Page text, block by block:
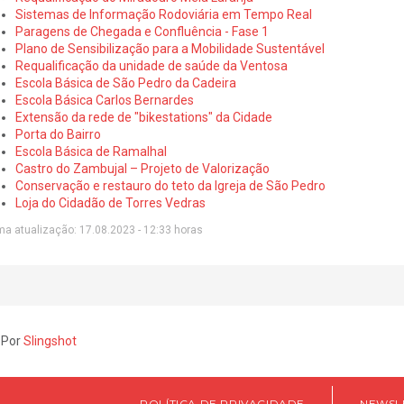
Sistemas de Informação Rodoviária em Tempo Real
Paragens de Chegada e Confluência - Fase 1
Plano de Sensibilização para a Mobilidade Sustentável
Requalificação da unidade de saúde da Ventosa
Escola Básica de São Pedro da Cadeira
Escola Básica Carlos Bernardes
Extensão da rede de "bikestations" da Cidade
Porta do Bairro
Escola Básica de Ramalhal
Castro do Zambujal – Projeto de Valorização
Conservação e restauro do teto da Igreja de São Pedro
Loja do Cidadão de Torres Vedras
atualização: 17.08.2023 - 12:33 horas
Slingshot